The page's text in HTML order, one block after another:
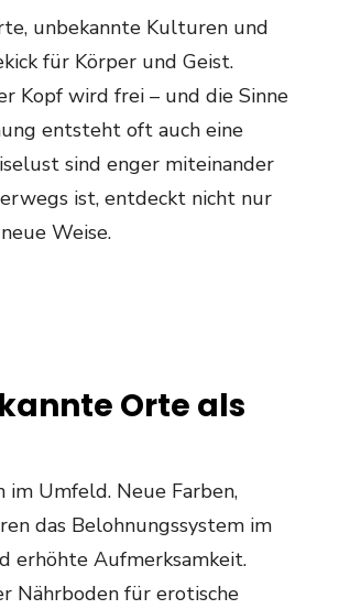
unbekannte Kulturen und
für Körper und Geist.
Kopf wird frei – und die Sinne
entsteht oft auch eine
sind enger miteinander
ist, entdeckt nicht nur
Weise.
Orte als
im Umfeld. Neue Farben,
das Belohnungssystem im
erhöhte Aufmerksamkeit.
Nährboden für erotische